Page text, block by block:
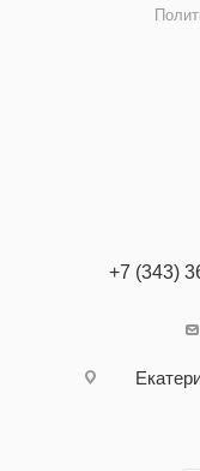
+7 (343)